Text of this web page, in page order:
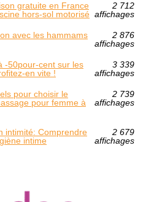
gratuite en France
hors-sol motorisé
2 712
affichages
avec les hammams
2 876
affichages
-50pour-cent sur les
en vite !
3 339
affichages
pour choisir le
pour femme à
2 739
affichages
intimité: Comprendre
intime
2 679
affichages